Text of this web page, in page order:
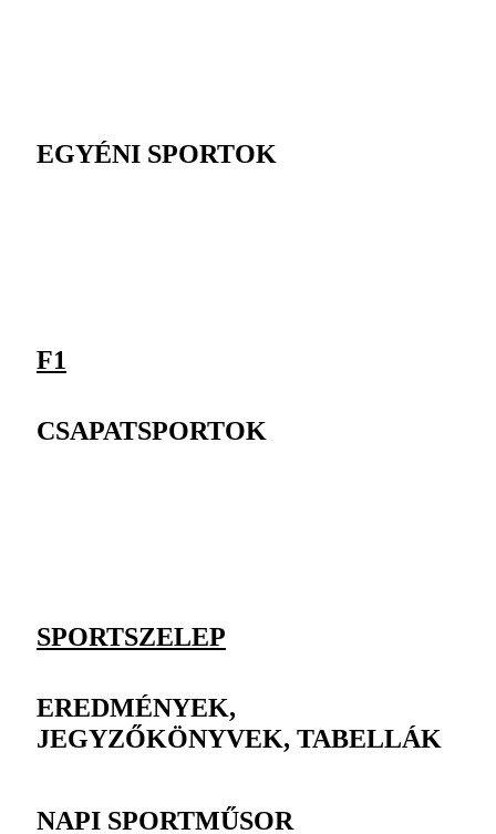
EGYÉNI SPORTOK
F1
CSAPATSPORTOK
SPORTSZELEP
EREDMÉNYEK,
JEGYZŐKÖNYVEK, TABELLÁK
NAPI SPORTMŰSOR